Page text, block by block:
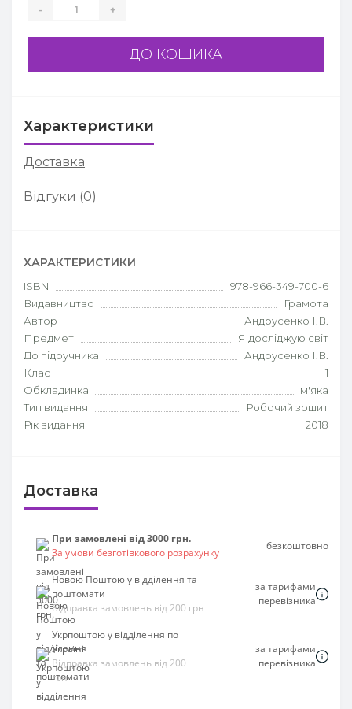
- +
ДО КОШИКА
Характеристики
Доставка
Відгуки (0)
ХАРАКТЕРИСТИКИ
ISBN
978-966-349-700-6
Видавництво
Грамота
Автор
Андрусенко І.В.
Предмет
Я досліджую світ
До підручника
Андрусенко І.В.
Клас
1
Обкладинка
м'яка
Тип видання
Робочий зошит
Рік видання
2018
Доставка
При замовлені від 3000 грн.
За умови безготівкового розрахунку
безкоштовно
Новою Поштою у відділення та
поштомати
Відправка замовлень від 200 грн
за тарифами
перевізника
Укрпоштою у відділення по
Україні
Відправка замовлень від 200
грн
за тарифами
перевізника